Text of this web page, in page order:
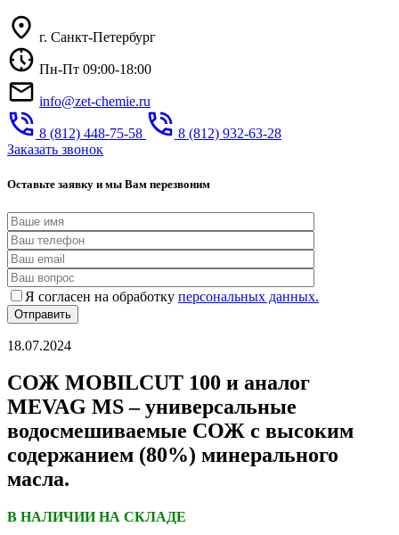
г. Санкт-Петербург
Пн-Пт 09:00-18:00
info@zet-chemie.ru
8 (812) 448-75-58
8 (812) 932-63-28
Заказать звонок
Оставьте заявку и мы Вам перезвоним
Я согласен на обработку персональных данных.
18.07.2024
СОЖ MOBILCUT 100 и аналог
MEVAG MS – универсальные
водосмешиваемые СОЖ с высоким
содержанием (80%) минерального
масла.
В НАЛИЧИИ НА СКЛАДЕ